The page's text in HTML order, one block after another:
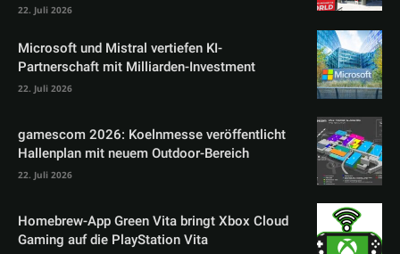
22. Juli 2026
Microsoft und Mistral vertiefen KI-
Partnerschaft mit Milliarden-Investment
22. Juli 2026
gamescom 2026: Koelnmesse veröffentlicht
Hallenplan mit neuem Outdoor-Bereich
22. Juli 2026
Homebrew-App Green Vita bringt Xbox Cloud
Gaming auf die PlayStation Vita